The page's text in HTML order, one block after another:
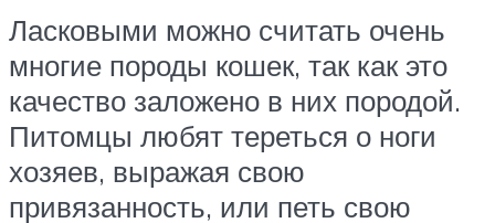
Ласковыми можно считать очень
многие породы кошек, так как это
качество заложено в них породой.
Питомцы любят тереться о ноги
хозяев, выражая свою
привязанность, или петь свою